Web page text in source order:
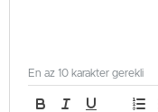
En az 10 karakter gerekli